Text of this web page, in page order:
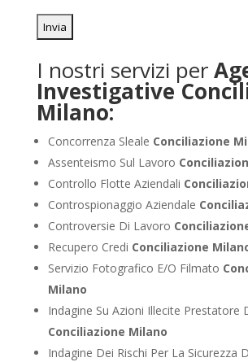
I nostri servizi per
Investigative
Milano:
Concorrenza Sleale Conciliazione
Assenteismo Sul Lavoro
Controllo Flotte Aziendali
Controspionaggio Aziendale
Controversie Di Lavoro
Recupero Credi Conciliazione
Servizio Fotografico E/O Filmato
Milano
Indagine Su Azioni Illecite Prestatore
Conciliazione Milano
Indagine Dei Rischi Per La Sicurezza